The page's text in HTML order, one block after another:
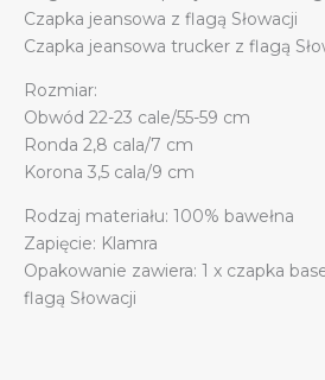
Czapka jeansowa z flagą Słowacji
Czapka jeansowa trucker z flagą
Rozmiar:
Obwód 22-23 cale/55-59 cm
Ronda 2,8 cala/7 cm
Korona 3,5 cala/9 cm
Rodzaj materiału: 100% bawełna
Zapięcie: Klamra
Opakowanie zawiera: 1 x czapka
flagą Słowacji